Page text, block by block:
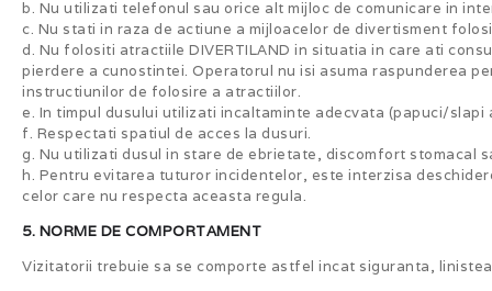
b. Nu utilizati telefonul sau orice alt mijloc de comunicare in
c. Nu stati in raza de actiune a mijloacelor de divertisment
d. Nu folositi atractiile DIVERTILAND in situatia in care ati
pierdere a cunostintei. Operatorul nu isi asuma raspunderea
instructiunilor de folosire a atractiilor.
e. In timpul dusului utilizati incaltaminte adecvata (papuci/
f. Respectati spatiul de acces la dusuri.
g. Nu utilizati dusul in stare de ebrietate, discomfort stomacal
h. Pentru evitarea tuturor incidentelor, este interzisa
celor care nu respecta aceasta regula.
5. NORME DE COMPORTAMENT
Vizitatorii trebuie sa se comporte astfel incat siguranta,